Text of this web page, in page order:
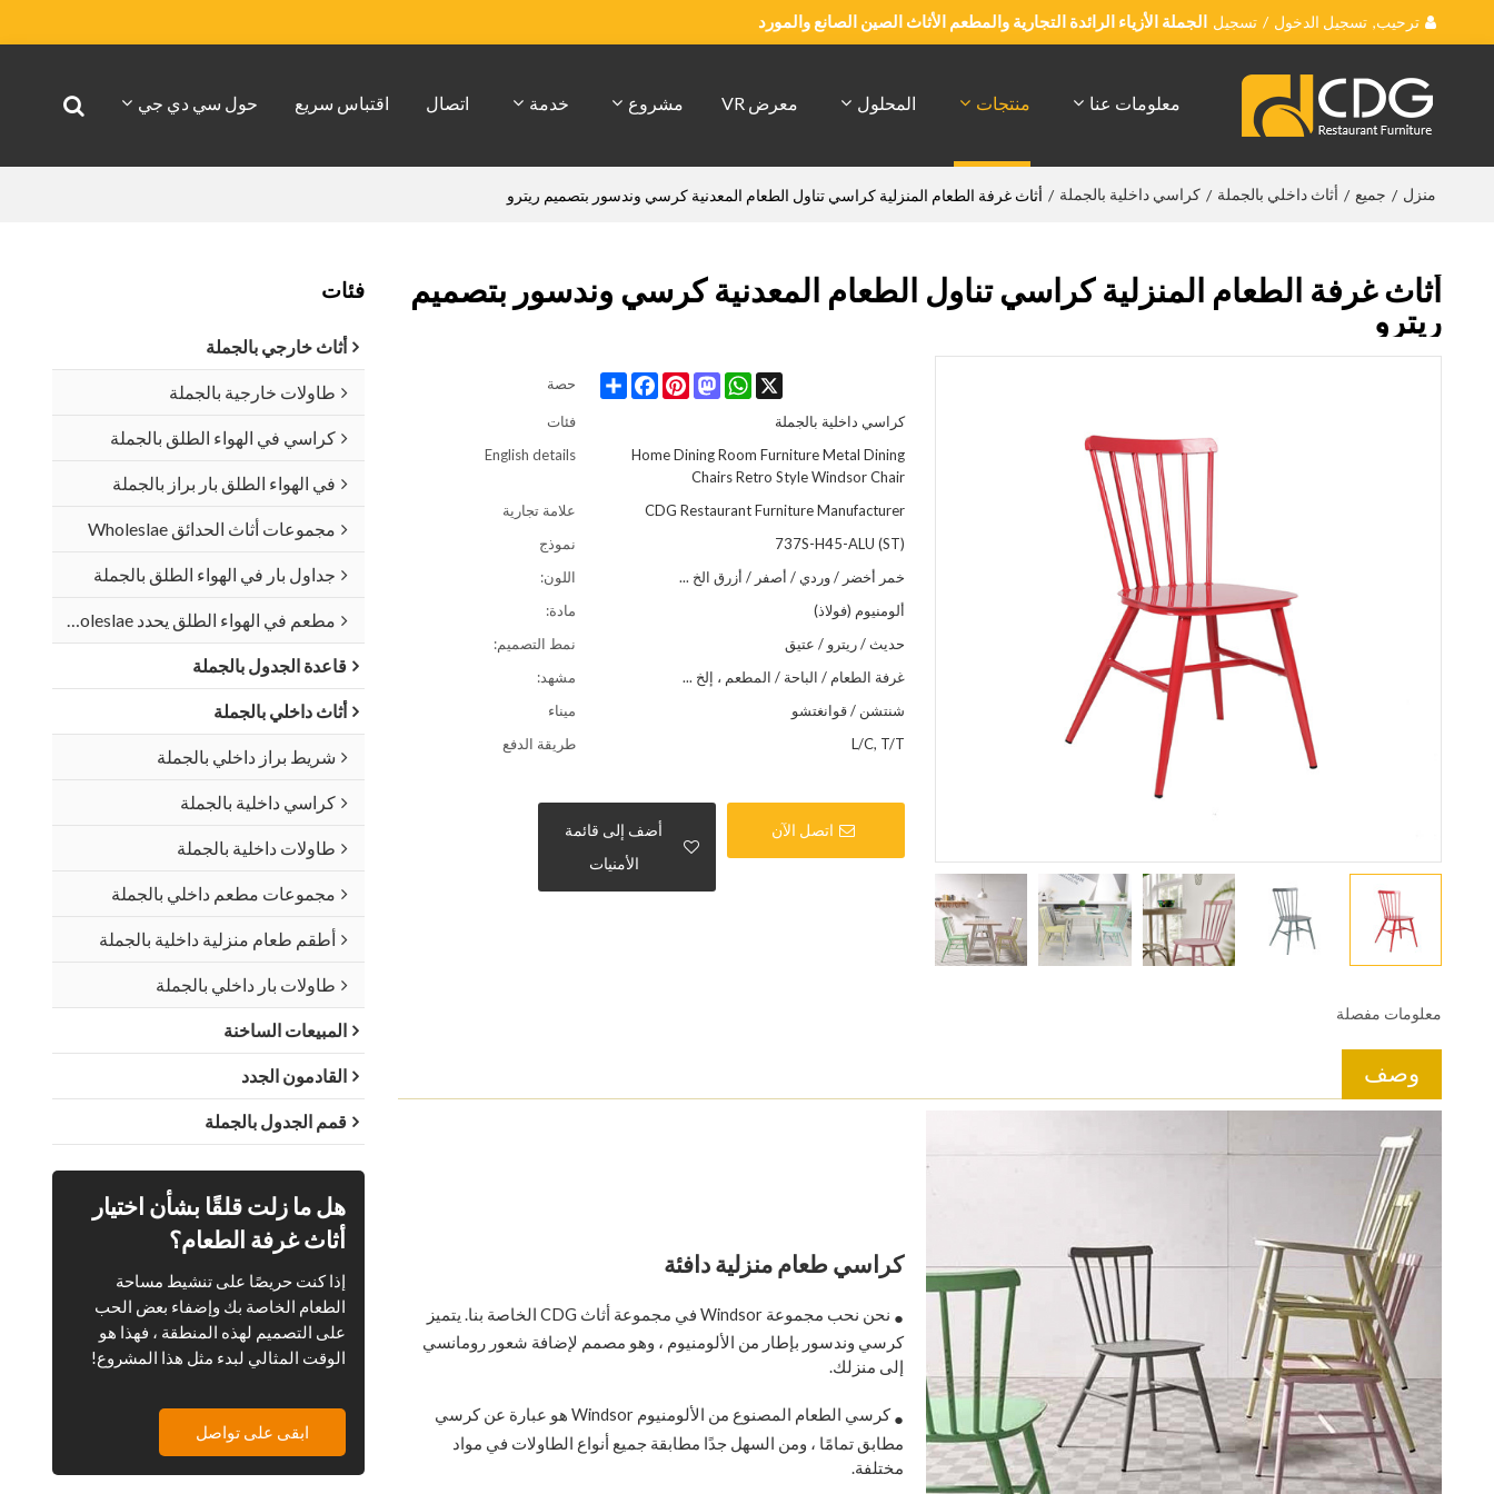
ترحيب, تسجيل الدخول / تسجيل الجملة الأزياء الرائدة التجارية والمطعم الأثاث الصين الصانع والمورد
معلومات عنا منتجات المحلول معرض VR مشروع خدمة اتصال اقتباس سريع حول سي دي جي
منزل / جميع / أثاث داخلي بالجملة / كراسي داخلية بالجملة / أثاث غرفة الطعام المنزلية كراسي تناول الطعام المعدنية كرسي وندسور بتصميم ريترو
فئات
أثاث خارجي بالجملة
طاولات خارجية بالجملة
كراسي في الهواء الطلق بالجملة
في الهواء الطلق بار براز بالجملة
مجموعات أثاث الحدائق Wholeslae
جداول بار في الهواء الطلق بالجملة
مطعم في الهواء الطلق يحدد Wholeslae
قاعدة الجدول بالجملة
أثاث داخلي بالجملة
شريط براز داخلي بالجملة
كراسي داخلية بالجملة
طاولات داخلية بالجملة
مجموعات مطعم داخلي بالجملة
أطقم طعام منزلية داخلية بالجملة
طاولات بار داخلي بالجملة
المبيعات الساخنة
القادمون الجدد
قمم الجدول بالجملة
هل ما زلت قلقًا بشأن اختيار
أثاث غرفة الطعام؟
إذا كنت حريصًا على تنشيط مساحة
الطعام الخاصة بك وإضفاء بعض الحب
على التصميم لهذه المنطقة ، فهذا هو
الوقت المثالي لبدء مثل هذا المشروع!
ابقى على تواصل
أثاث غرفة الطعام المنزلية كراسي تناول الطعام المعدنية كرسي وندسور بتصميم
ريترو
حصة Share
FacebookPinterest
Mastodon
WhatsApp X
فئات
كراسي داخلية بالجملة
English details
Home Dining Room Furniture Metal Dining
Chairs Retro Style Windsor Chair
علامة تجارية
CDG Restaurant Furniture Manufacturer
نموذج
737S-H45-ALU (ST)
اللون:
خمر أخضر / وردي / أصفر / أزرق الخ ...
مادة:
ألومنيوم (فولاذ)
نمط التصميم:
حديث / ريترو / عتيق
مشهد:
غرفة الطعام / الباحة / المطعم ، إلخ ...
ميناء
شنتشن / قوانغتشو
طريقة الدفع
L/C, T/T
اتصل الآن
أضف إلى قائمة
الأمنيات
معلومات مفصلة
وصف
كراسي طعام منزلية دافئة
●
نحن نحب مجموعة Windsor في مجموعة أثاث CDG الخاصة بنا. يتميز
كرسي وندسور بإطار من الألومنيوم ، وهو مصمم لإضافة شعور رومانسي
إلى منزلك.
●
كرسي الطعام المصنوع من الألومنيوم Windsor هو عبارة عن كرسي
مطابق تمامًا ، ومن السهل جدًا مطابقة جميع أنواع الطاولات في مواد
مختلفة.